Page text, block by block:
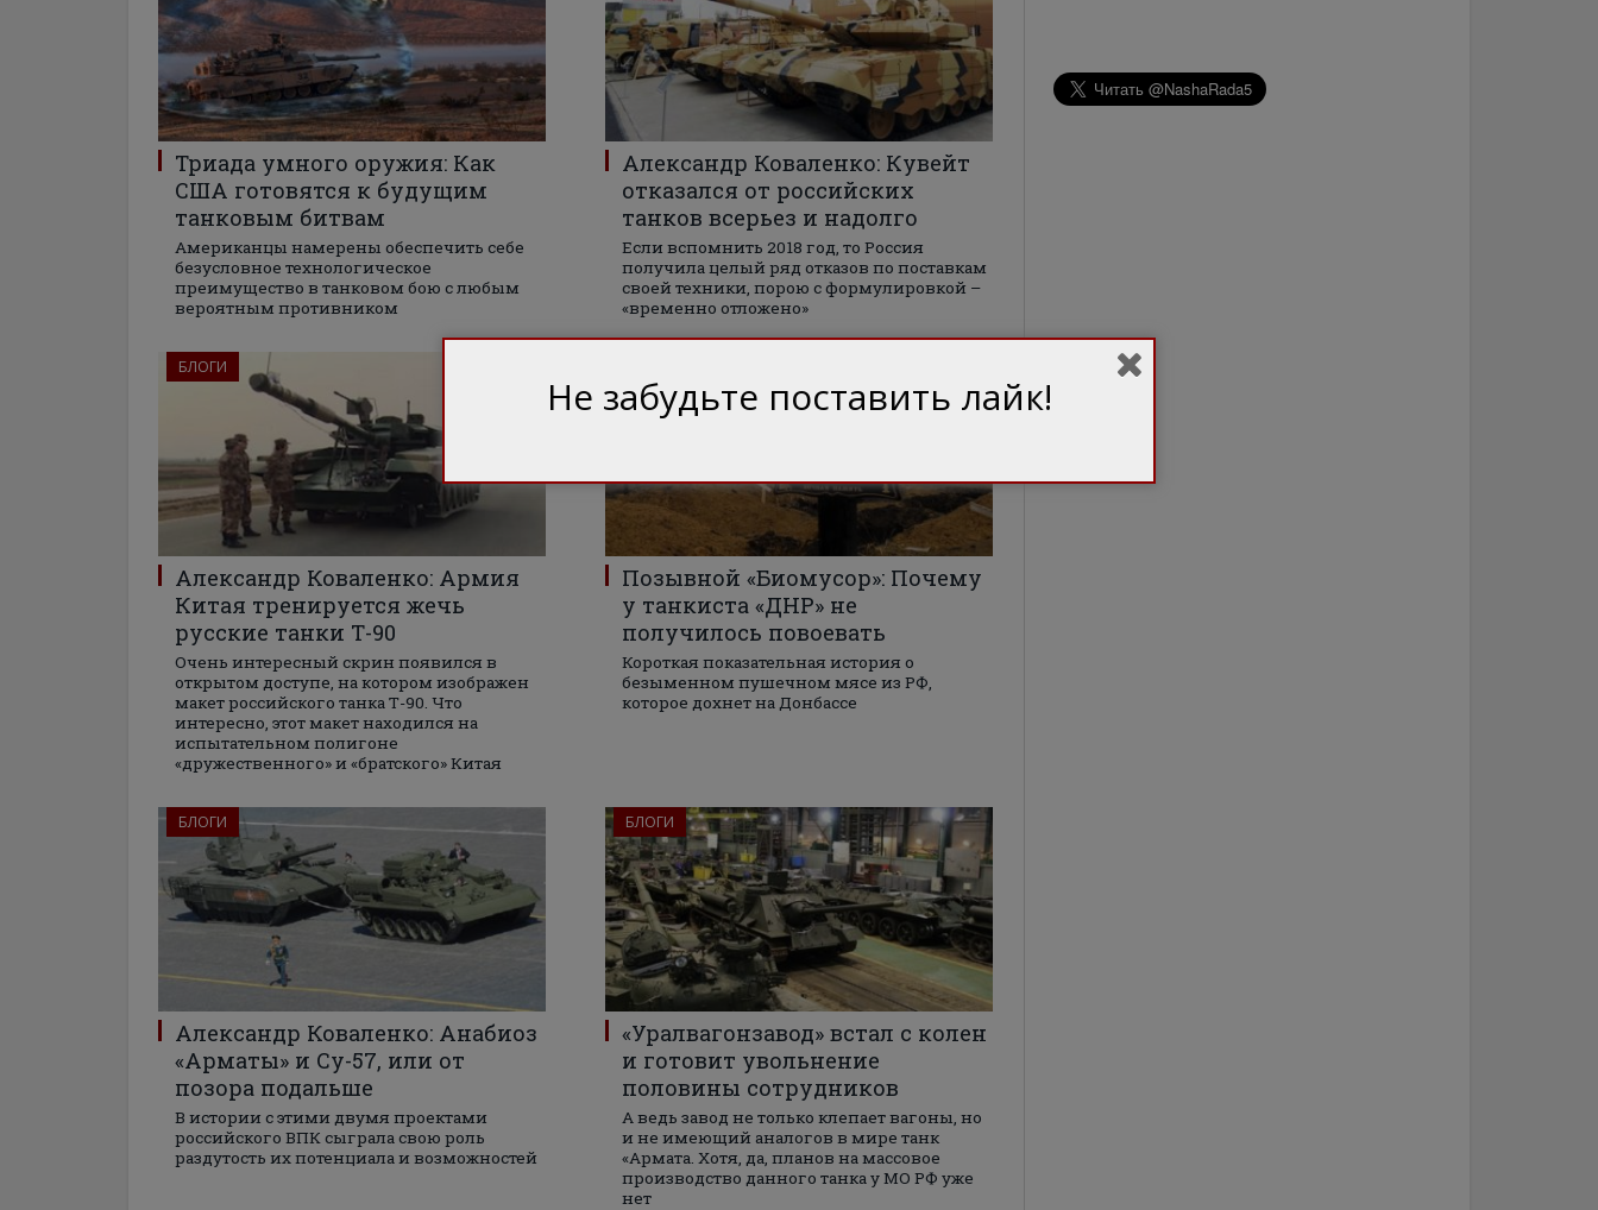
Триада умного оружия: Как
США готовятся к будущим
танковым битвам
Американцы намерены обеспечить себе
безусловное технологическое
преимущество в танковом бою с любым
вероятным противником
Александр Коваленко: Кувейт
отказался от российских
танков всерьез и надолго
Если вспомнить 2018 год, то Россия
получила целый ряд отказов по поставкам
своей техники, порою с формулировкой –
«временно отложено»
БЛОГИ
Александр Коваленко: Армия
Китая тренируется жечь
русские танки Т-90
Очень интересный скрин появился в
открытом доступе, на котором изображен
макет российского танка Т-90. Что
интересно, этот макет находился на
испытательном полигоне
«дружественного» и «братского» Китая
Позывной «Биомусор»: Почему
у танкиста «ДНР» не
получилось повоевать
Короткая показательная история о
безыменном пушечном мясе из РФ,
которое дохнет на Донбассе
БЛОГИ
Александр Коваленко: Анабиоз
«Арматы» и Су-57, или от
позора подальше
В истории с этими двумя проектами
российского ВПК сыграла свою роль
раздутость их потенциала и возможностей
БЛОГИ
«Уралвагонзавод» встал с колен
и готовит увольнение
половины сотрудников
А ведь завод не только клепает вагоны, но
и не имеющий аналогов в мире танк
«Армата. Хотя, да, планов на массовое
производство данного танка у МО РФ уже
нет
Не забудьте поставить лайк!